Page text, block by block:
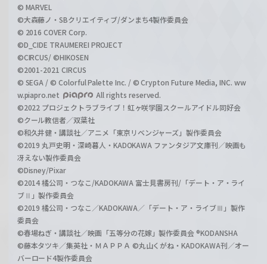
© MARVEL
©大森藤ノ・SBクリエイティブ/ダンまち4製作委員会
© 2016 COVER Corp.
©D_CIDE TRAUMEREI PROJECT
©CIRCUS/ ©HIKOSEN
©2001-2021 CIRCUS
© SEGA / © Colorful Palette Inc. / © Crypton Future Media, INC. ww
w.piapro.net
All rights reserved.
©2022 プロジェクトラブライブ！虹ヶ咲学園スクールアイドル同好会
©クール教信者／双葉社
©和久井健・講談社／アニメ「東京リベンジャーズ」製作委員会
©2019 丸戸史明・深崎暮人・KADOKAWA ファンタジア文庫刊／映画も
冴えない製作委員会
©Disney/Pixar
©2014 橘公司・つなこ/KADOKAWA 富士見書房刊/「デート・ア・ライ
ブⅡ」製作委員会
©2019 橘公司・つなこ／KADOKAWA／「デート・ア・ライブⅢ」製作
委員会
©春場ねぎ・講談社／映画「五等分の花嫁」製作委員会 ®KODANSHA
©藤本タツキ／集英社・ＭＡＰＰＡ ©丸山くがね・KADOKAWA刊／オー
バーロード4製作委員会